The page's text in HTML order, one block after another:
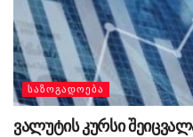
ᲡᲐᲖᲝᲒᲐᲓᲝᲔᲑᲐ
ვალუტის კურსი